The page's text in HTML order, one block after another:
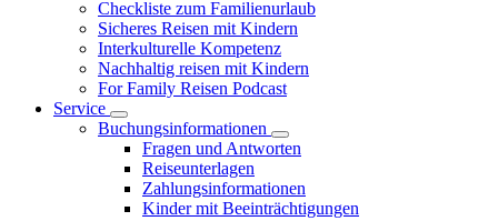
Checkliste zum Familienurlaub
Sicheres Reisen mit Kindern
Interkulturelle Kompetenz
Nachhaltig reisen mit Kindern
For Family Reisen Podcast
Service
Buchungsinformationen
Fragen und Antworten
Reiseunterlagen
Zahlungsinformationen
Kinder mit Beeinträchtigungen